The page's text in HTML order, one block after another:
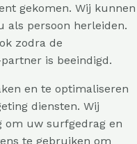
gekomen. Wij kunnen
als persoon herleiden.
zodra de
is beeindigd.
en te optimaliseren
diensten. Wij
om uw surfgedrag en
te gebruiken om